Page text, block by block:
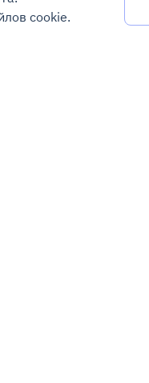
cookie.